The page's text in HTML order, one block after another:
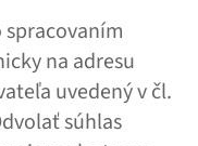
na adresu
uvedený v čl.
súhlas